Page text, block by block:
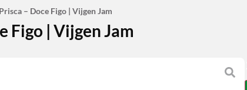
Prisca – Doce Figo | Vijgen Jam
Figo | Vijgen Jam